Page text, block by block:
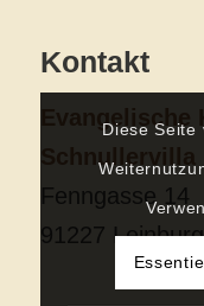
Kontakt
Schnullervilla
Fenngasse 14
91227 Leinburg
Diese Seite